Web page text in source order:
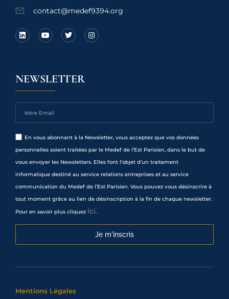
contact@medef9394.org
NEWSLETTER
En vous abonnant à la Newsletter, vous acceptez que vos données
personnelles soient traitées par le Medef de l’Est Parisien, dans le but de
vous envoyer les Newsletters. Elles font l’objet d’un traitement
informatique destiné au service relations entreprises et au service
communication du Medef de l’Est Parisien. Vous pouvez vous désinscrire à
tout moment grâce au lien de désinscription à la fin de chaque newsletter.
Pour en savoir plus cliquez ici.
Je m'inscris
Mentions Légales